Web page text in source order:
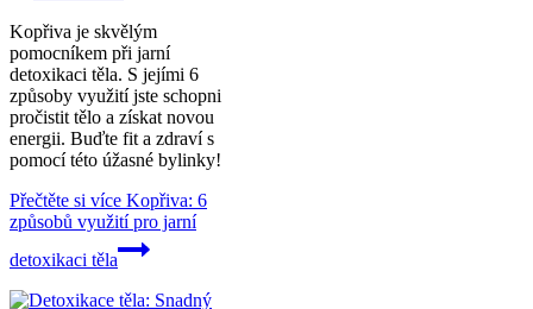
Kopřiva je skvělým
pomocníkem při jarní
detoxikaci těla. S jejími 6
způsoby využití jste schopni
pročistit tělo a získat novou
energii. Buďte fit a zdraví s
pomocí této úžasné bylinky!
Přečtěte si více Kopřiva: 6
způsobů využití pro jarní
detoxikaci těla